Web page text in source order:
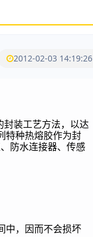
2012-02-03 14:19:26
封装工艺方法，以达
特种热熔胶作为封
防水连接器、传感
中，因而不会损坏